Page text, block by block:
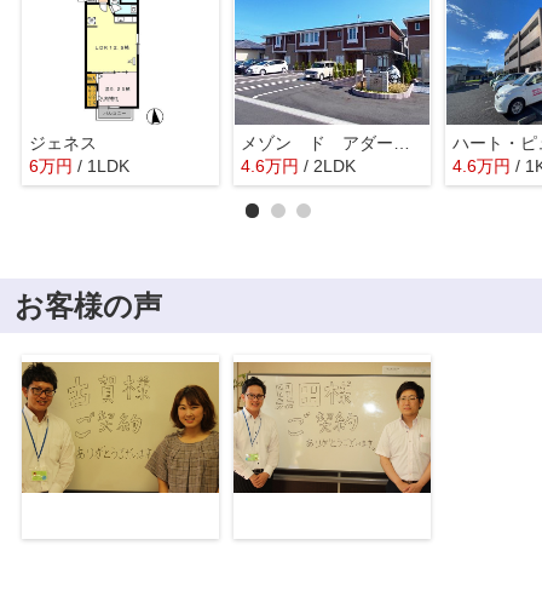
ジェネス
6万円 / 1LDK
4.6万円 / 2LDK
ハート・ピ
4.6万円 /
お客様の声